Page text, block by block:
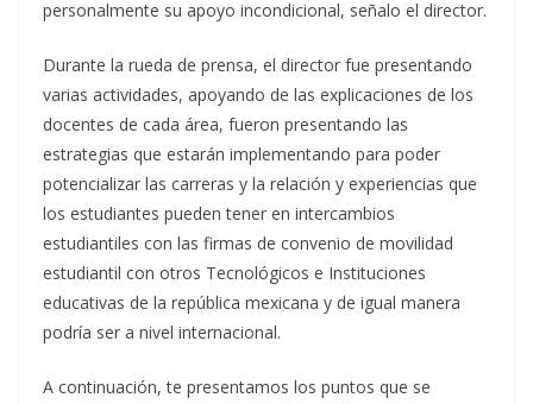
personalmente su apoyo incondicional, señalo el director.
Durante la rueda de prensa, el director fue presentando
varias actividades, apoyando de las explicaciones de los
docentes de cada área, fueron presentando las
estrategias que estarán implementando para poder
potencializar las carreras y la relación y experiencias que
los estudiantes pueden tener en intercambios
estudiantiles con las firmas de convenio de movilidad
estudiantil con otros Tecnológicos e Instituciones
educativas de la república mexicana y de igual manera
podría ser a nivel internacional.
A continuación, te presentamos los puntos que se